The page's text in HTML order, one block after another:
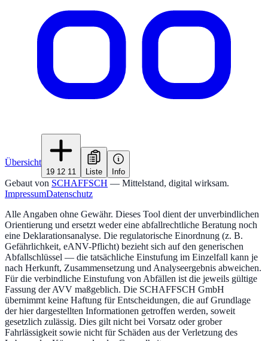
Übersicht
19 12 11 Liste Info
Gebaut von SCHAFFSCH — Mittelstand, digital wirksam.
ImpressumDatenschutz
Alle Angaben ohne Gewähr. Dieses Tool dient der unverbindlichen
Orientierung und ersetzt weder eine abfallrechtliche Beratung noch
eine Deklarationsanalyse. Die regulatorische Einordnung (z. B.
Gefährlichkeit, eANV-Pflicht) bezieht sich auf den generischen
Abfallschlüssel — die tatsächliche Einstufung im Einzelfall kann je
nach Herkunft, Zusammensetzung und Analyseergebnis abweichen.
Für die verbindliche Einstufung von Abfällen ist die jeweils gültige
Fassung der AVV maßgeblich. Die SCHAFFSCH GmbH
übernimmt keine Haftung für Entscheidungen, die auf Grundlage
der hier dargestellten Informationen getroffen werden, soweit
gesetzlich zulässig. Dies gilt nicht bei Vorsatz oder grober
Fahrlässigkeit sowie nicht für Schäden aus der Verletzung des